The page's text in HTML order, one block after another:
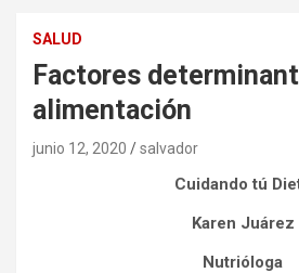
SALUD
Factores
alimentación
junio 12, 2020 salvador
Cuidando tú
Karen Juárez
Nutrióloga